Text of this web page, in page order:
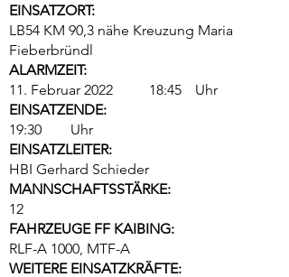
EINSATZORT:
LB54 KM 90,3 nähe Kreuzung Maria
Fieberbründl
ALARMZEIT:
11. Februar 2022
18:45
Uhr
EINSATZENDE:
19:30
Uhr
EINSATZLEITER:
HBI Gerhard Schieder
MANNSCHAFTSSTÄRKE:
12
FAHRZEUGE FF KAIBING:
RLF-A 1000, MTF-A
WEITERE EINSATZKRÄFTE: